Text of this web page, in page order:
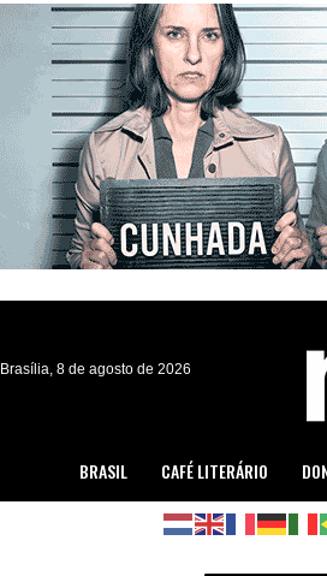
Brasília, 8 de agosto de 2026
BRASIL CAFÉ LITERÁRIO